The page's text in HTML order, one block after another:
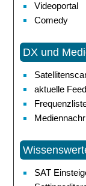
Videoportal
Comedy
DX und
aktuelle
SAT